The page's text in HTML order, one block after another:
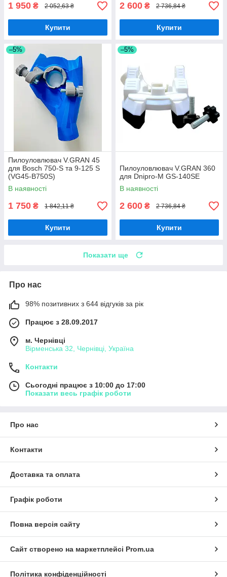
1 950 ₴ 2 052,63 ₴
Купити
2 600 ₴ 2 736,84 ₴
Купити
–5%
Пилоуловлювач V.GRAN 45
для Bosch 750-S та 9-125 S
(VG45-B750S)
В наявності
1 750 ₴ 1 842,11 ₴
Купити
–5%
Пилоуловлювач V.GRAN 360
для Dnipro-M GS-140SE
В наявності
2 600 ₴ 2 736,84 ₴
Купити
Показати ще
Про нас
98% позитивних з 644 відгуків за рік
Працює з 28.09.2017
м. Чернівці
Вірменська 32, Чернівці, Україна
Контакти
Сьогодні працює з 10:00 до 17:00
Показати весь графік роботи
Про нас
Контакти
Доставка та оплата
Графік роботи
Повна версія сайту
Сайт створено на маркетплейсі Prom.ua
Політика конфіденційності